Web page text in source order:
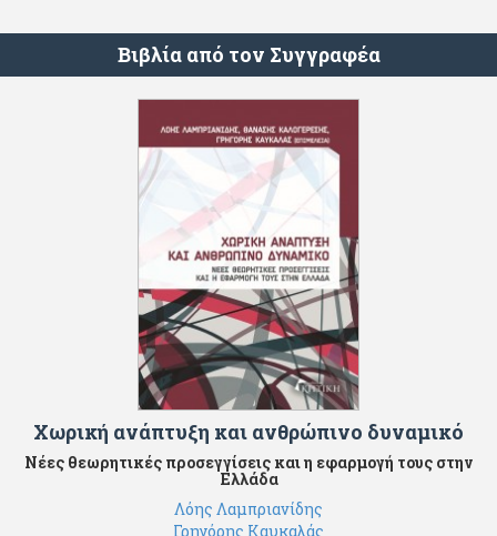
Βιβλία από τον Συγγραφέα
Χωρική ανάπτυξη και ανθρώπινο δυναμικό
Νέες θεωρητικές προσεγγίσεις και η εφαρμογή τους στην
Ελλάδα
Λόης Λαμπριανίδης
Γρηγόρης Καυκαλάς